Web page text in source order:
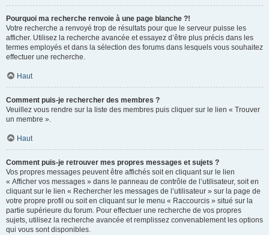
Pourquoi ma recherche renvoie à une page blanche ?!
Votre recherche a renvoyé trop de résultats pour que le serveur puisse les
afficher. Utilisez la recherche avancée et essayez d’être plus précis dans les
termes employés et dans la sélection des forums dans lesquels vous souhaitez
effectuer une recherche.
Haut
Comment puis-je rechercher des membres ?
Veuillez vous rendre sur la liste des membres puis cliquer sur le lien « Trouver
un membre ».
Haut
Comment puis-je retrouver mes propres messages et sujets ?
Vos propres messages peuvent être affichés soit en cliquant sur le lien
« Afficher vos messages » dans le panneau de contrôle de l’utilisateur, soit en
cliquant sur le lien « Rechercher les messages de l’utilisateur » sur la page de
votre propre profil ou soit en cliquant sur le menu « Raccourcis » situé sur la
partie supérieure du forum. Pour effectuer une recherche de vos propres
sujets, utilisez la recherche avancée et remplissez convenablement les options
qui vous sont disponibles.